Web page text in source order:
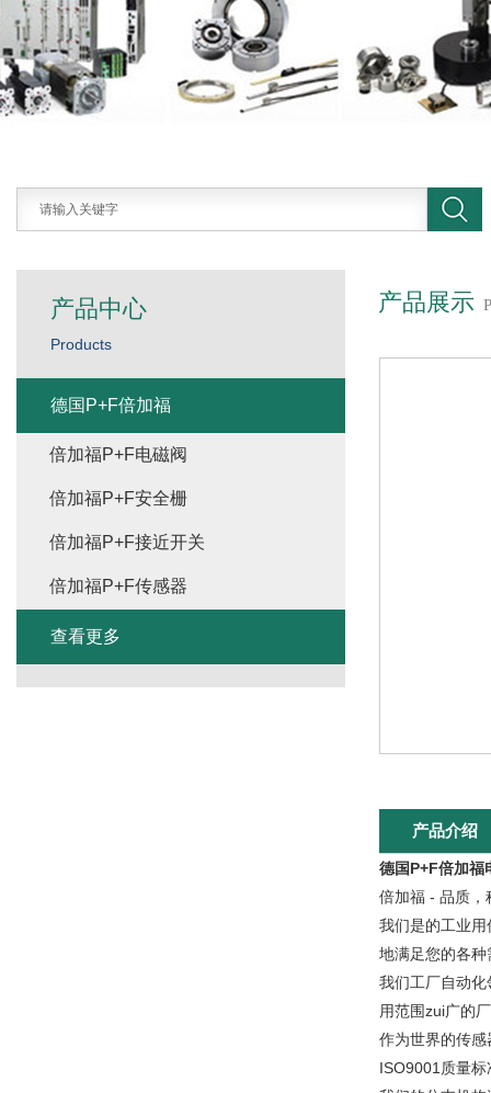
产品展示
产品介绍
德国P+F倍加福
倍加福 - 品质，
我们是的工业
地满足您的各种
我们工厂自动
用范围zui广的
作为世界的传
ISO9001质量
产品中心
Products
德国P+F倍加福
倍加福P+F电磁阀
倍加福P+F安全栅
倍加福P+F接近开关
倍加福P+F传感器
查看更多